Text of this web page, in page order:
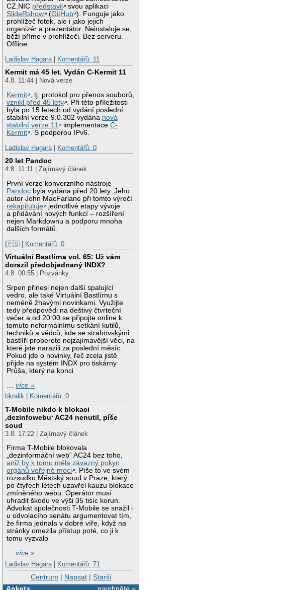
CZ.NIC představil
svou aplikaci
SlideRshow
(GitHub ). Funguje jako
prohlížeč fotek, ale i jako jejich
organizér a prezentátor. Neinstaluje se,
běží přímo v prohlížeči. Bez serveru.
Offline.
Ladislav Hagara | Komentářů: 11
Kermit má 45 let. Vydán C-Kermit 11
4.8. 11:44 | Nová verze
Kermit , tj. protokol pro přenos souborů,
vznikl před 45 lety . Při této příležitosti
byla po 15 letech od vydání poslední
stabilní verze 9.0.302 vydána nová
stabilní verze 11
implementaceC-
Kermit . S podporou IPv6.
Ladislav Hagara | Komentářů: 0
20 let Pandoc
4.8. 11:11 | Zajímavý článek
První verze konverzního nástroje
Pandoc byla vydána před 20 lety. Jeho
autor John MacFarlane při tomto výročí
rekapituluje
jednotlivé etapy vývoje
a přidávání nových funkcí – rozšíření
nejen Markdownu a podporu mnoha
dalších formátů.
|🇵🇸 | Komentářů: 0
Virtuální Bastlírna vol. 65: Už vám
dorazil předobjednaný INDX?
4.8. 00:55 | Pozvánky
Srpen přinesl nejen další spalující
vedro, ale také Virtuální Bastlírnu s
neméně žhavými novinkami. Využijte
tedy předpovědi na deštivý čtvrteční
večer a od 20:00 se připojte online k
tomuto neformálnímu setkání kutilů,
techniků a vědců, kde se strahovskými
bastlíři proberete nejzajímavější věci, na
které jste narazili za poslední měsíc.
Pokud jde o novinky, řeč zcela jistě
přijde na systém INDX pro tiskárny
Průša, který na konci
…více »
bkralik
Komentářů: 0
T-Mobile nikdo k blokaci
‚dezinfowebu‘ AC24 nenutil, píše
soud
3.8. 17:22 | Zajímavý článek
Firma T-Mobile blokovala
„dezinformační web“ AC24 bez toho,
aniž by k tomu měla závazný pokyn
orgánů veřejné moci . Píše to ve svém
rozsudku Městský soud v Praze, který
po čtyřech letech uzavřel kauzu blokace
zmíněného webu. Operátor musí
uhradit škodu ve výši 35 tisíc korun.
Advokát společnosti T-Mobile se snažil i
u odvolacího senátu argumentovat tím,
že firma jednala v dobré víře, když na
stránky omezila přístup poté, co ji k
tomu vyzvalo
…více »
Ladislav Hagara | Komentářů: 71
Centrum | Napsat| Starší